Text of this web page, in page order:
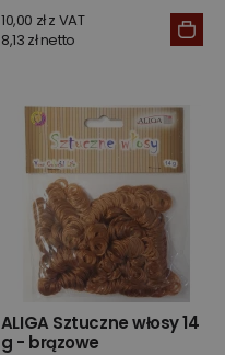
10,00 zł z VAT
8,13 zł netto
ALIGA Sztuczne włosy 14
g - brązowe